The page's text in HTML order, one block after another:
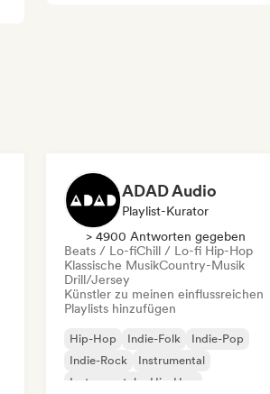
ADAD Audio
Playlist-Kurator
> 4900 Antworten gegeben
Beats / Lo-fiChill / Lo-fi Hip-Hop
Klassische MusikCountry-Musik
Drill/Jersey
Künstler zu meinen einflussreichen
Playlists hinzufügen
Hip-Hop Indie-Folk
Indie-Pop
Indie-Rock
Instrumental
Instrumentaler Hip-Hop